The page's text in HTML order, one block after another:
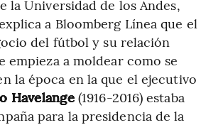
la Universidad de los Andes,
a Bloomberg Línea que el
del fútbol y su relación
empieza a moldear como se
la época en la que el ejecutivo
Havelange (1916-2016) estaba
para la presidencia de la